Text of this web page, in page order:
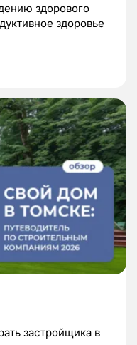
здорового
здоровье
застройщика в